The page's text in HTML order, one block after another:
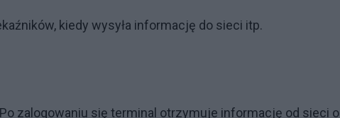
kiedy wysyła informację do sieci itp.
zalogowaniu się terminal otrzymuje informację od sieci o